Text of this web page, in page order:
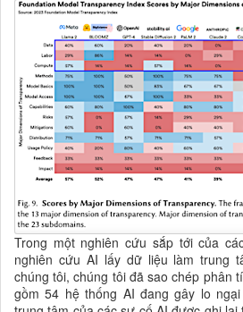
Trong một nghiên cứu sắp tới của
nghiên cứu AI lấy dữ liệu làm trung
chúng tôi, chúng tôi đã sao chép phân
gồm 54 hệ thống AI đang gây lo